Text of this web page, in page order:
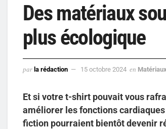
Des matériaux
plus écologique
par la rédaction 15 octobre 2024 en Matériaux
Et si votre t-shirt pouvait vous
améliorer les fonctions
fiction pourraient bientôt devenir